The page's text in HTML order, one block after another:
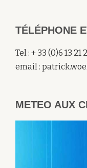
TÉLÉPHONE
Tel : + 33 (0)6 13 21
email :
METEO AUX